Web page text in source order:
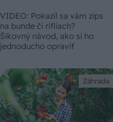
VIDEO: Pokazil sa vám zips
na bunde či rifliach?
Šikovný návod, ako si ho
jednoducho opraviť
Záhrada